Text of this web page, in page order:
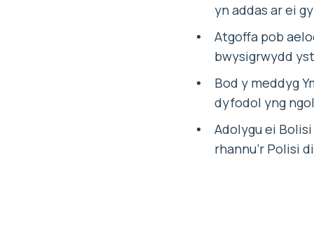
yn addas ar ei
Atgoffa pob
bwysigrwydd
Bod y meddyg
dyfodol yng
Adolygu ei
rhannu’r Polisi